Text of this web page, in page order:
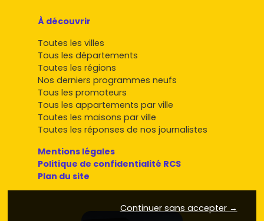
À découvrir
Toutes les villes
Tous les départements
Toutes les régions
Nos derniers programmes neufs
Tous les promoteurs
Tous les appartements par ville
Toutes les maisons par ville
Toutes les réponses de nos journalistes
Mentions légales
Politique de confidentialité RCS
Plan du site
Continuer sans accepter →